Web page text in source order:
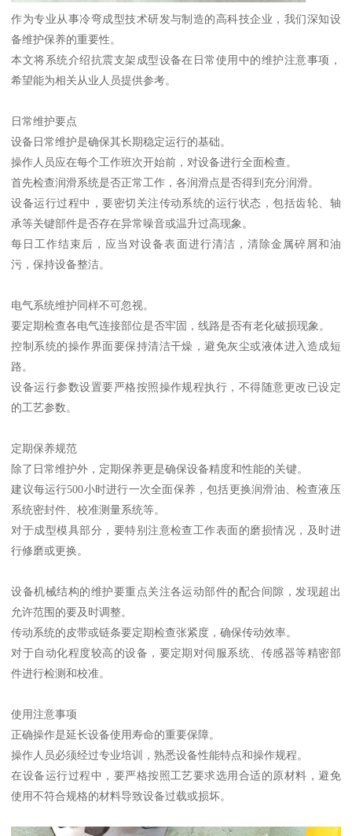
作为专业从事冷弯成型技术研发与制造的高科技企业，我们深知设
备维护保养的重要性。
本文将系统介绍抗震支架成型设备在日常使用中的维护注意事项，
希望能为相关从业人员提供参考。
日常维护要点
设备日常维护是确保其长期稳定运行的基础。
操作人员应在每个工作班次开始前，对设备进行全面检查。
首先检查润滑系统是否正常工作，各润滑点是否得到充分润滑。
设备运行过程中，要密切关注传动系统的运行状态，包括齿轮、轴
承等关键部件是否存在异常噪音或温升过高现象。
每日工作结束后，应当对设备表面进行清洁，清除金属碎屑和油
污，保持设备整洁。
电气系统维护同样不可忽视。
要定期检查各电气连接部位是否牢固，线路是否有老化破损现象。
控制系统的操作界面要保持清洁干燥，避免灰尘或液体进入造成短
路。
设备运行参数设置要严格按照操作规程执行，不得随意更改已设定
的工艺参数。
定期保养规范
除了日常维护外，定期保养更是确保设备精度和性能的关键。
建议每运行500小时进行一次全面保养，包括更换润滑油、检查液压
系统密封件、校准测量系统等。
对于成型模具部分，要特别注意检查工作表面的磨损情况，及时进
行修磨或更换。
设备机械结构的维护要重点关注各运动部件的配合间隙，发现超出
允许范围的要及时调整。
传动系统的皮带或链条要定期检查张紧度，确保传动效率。
对于自动化程度较高的设备，要定期对伺服系统、传感器等精密部
件进行检测和校准。
使用注意事项
正确操作是延长设备使用寿命的重要保障。
操作人员必须经过专业培训，熟悉设备性能特点和操作规程。
在设备运行过程中，要严格按照工艺要求选用合适的原材料，避免
使用不符合规格的材料导致设备过载或损坏。